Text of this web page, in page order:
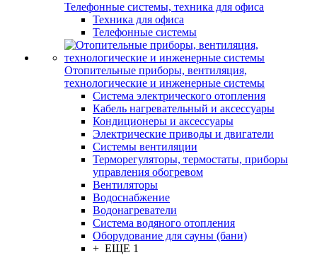
Телефонные системы, техника для офиса
Техника для офиса
Телефонные системы
Отопительные приборы, вентиляция,
технологические и инженерные системы
Система электрического отопления
Кабель нагревательный и аксессуары
Кондиционеры и аксессуары
Электрические приводы и двигатели
Системы вентиляции
Терморегуляторы, термостаты, приборы
управления обогревом
Вентиляторы
Водоснабжение
Водонагреватели
Система водяного отопления
Оборудование для сауны (бани)
+ ЕЩЕ 1